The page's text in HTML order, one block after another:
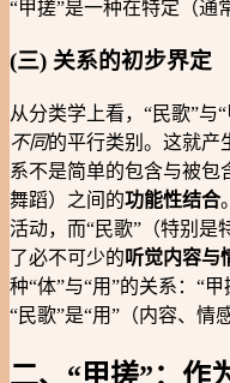
“甲搓”是一种在特定（通
(三) 关系的初步界定
从分类学上看，“民歌”与
不同的平行类别。这就产
系不是简单的包含与被包
舞蹈）之间的功能性结合
活动，而“民歌”（特别是
了必不可少的 听觉内容与
种“体”与“用”的关系：“
“民歌”是“用”（内容、情
二、“甲搓”：作